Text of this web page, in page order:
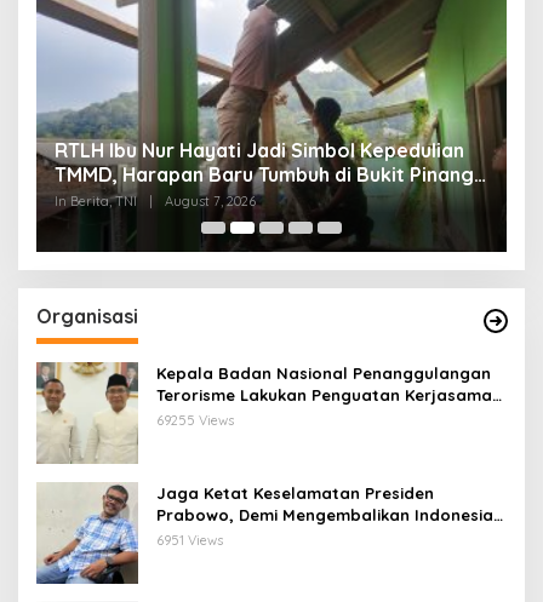
RTLH Ibu Nur Hayati Jadi Simbol Kepedulian
TMMD, Harapan Baru Tumbuh di Bukit Pinang
Jaya
In Berita, TNI August 7, 2026
Organisasi
Kepala Badan Nasional Penanggulangan
Terorisme Lakukan Penguatan Kerjasama
Ketua Pengurus Besar Nahdlatul Ulama
69255 Views
Jaga Ketat Keselamatan Presiden
Prabowo, Demi Mengembalikan Indonesia
Menjadi Macan Asia
6951 Views